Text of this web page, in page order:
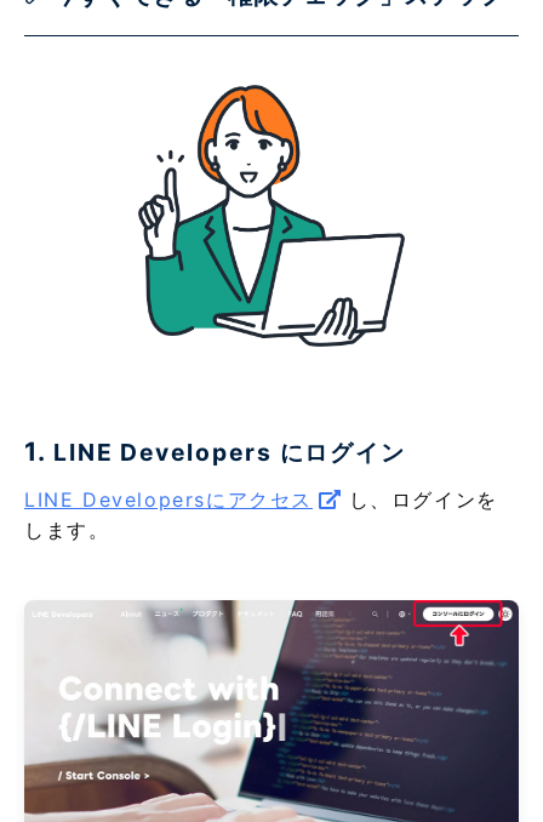
1. LINE Developers にログイン
LINE Developersにアクセス
し、ログインを
します。